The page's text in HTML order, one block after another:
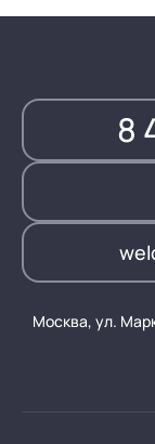
8
Москва, ул.